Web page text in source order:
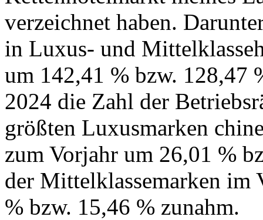
verzeichnet haben.
in Luxus- und
um 142,41 % bzw. 128,47
2024 die Zahl der
größten Luxusmarken
zum Vorjahr um 26,01 %
der Mittelklassemarken im
% bzw. 15,46 % zunahm.